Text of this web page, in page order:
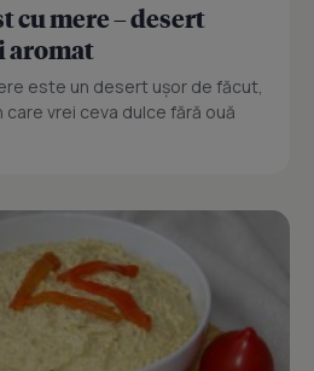
cu mere – desert
aromat
este un desert ușor de făcut,
vrei ceva dulce fără ouă